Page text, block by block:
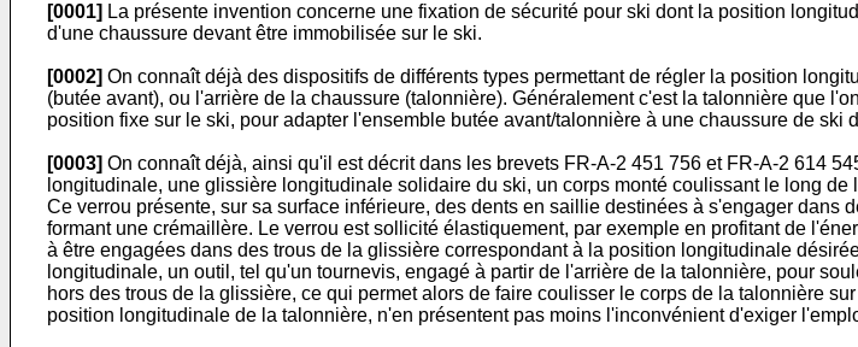
[0001] La présente invention concerne une fixation de sécurité pour ski dont la position
d'une chaussure devant être immobilisée sur le ski.
[0002] On connaît déjà des dispositifs de différents types permettant de régler la position
(butée avant), ou l'arrière de la chaussure (talonnière). Généralement c'est la talonnière que
position fixe sur le ski, pour adapter l'ensemble butée avant/talonnière à une chaussure de ski
[0003] On connaît déjà, ainsi qu'il est décrit dans les brevets FR-A-2 451 756 et FR-A-2 614
longitudinale, une glissière longitudinale solidaire du ski, un corps monté coulissant le long
Ce verrou présente, sur sa surface inférieure, des dents en saillie destinées à s'engager
formant une crémaillère. Le verrou est sollicité élastiquement, par exemple en profitant de
à être engagées dans des trous de la glissière correspondant à la position longitudinale
longitudinale, un outil, tel qu'un tournevis, engagé à partir de l'arrière de la talonnière, pour
hors des trous de la glissière, ce qui permet alors de faire coulisser le corps de la talonnière
position longitudinale de la talonnière, n'en présentent pas moins l'inconvénient d'exiger